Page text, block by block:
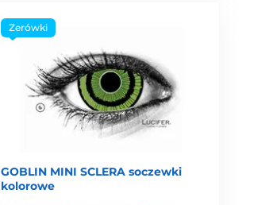
Zerówki
GOBLIN MINI SCLERA soczewki
kolorowe